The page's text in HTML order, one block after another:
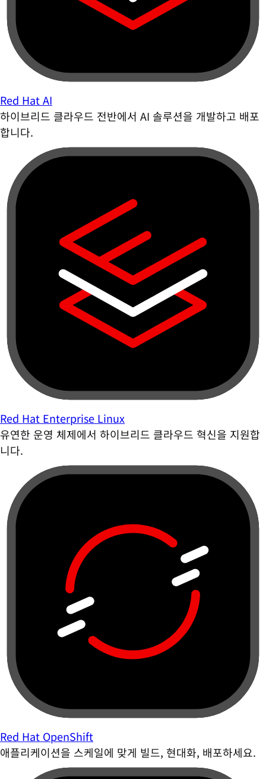
Red Hat AI
하이브리드 클라우드 전반에서 AI 솔루션을 개발하고 배포
합니다.
Red Hat Enterprise Linux
유연한 운영 체제에서 하이브리드 클라우드 혁신을 지원합
니다.
Red Hat OpenShift
애플리케이션을 스케일에 맞게 빌드, 현대화, 배포하세요.